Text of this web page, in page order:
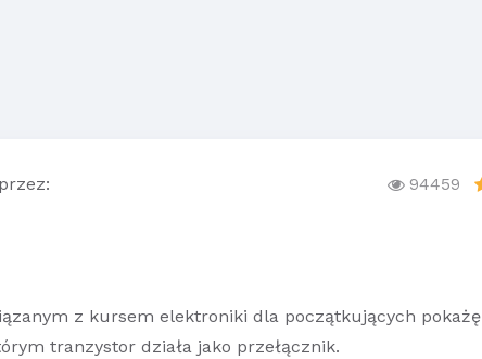
94459
z kursem elektroniki dla początkujących pokażę
tranzystor działa jako przełącznik.